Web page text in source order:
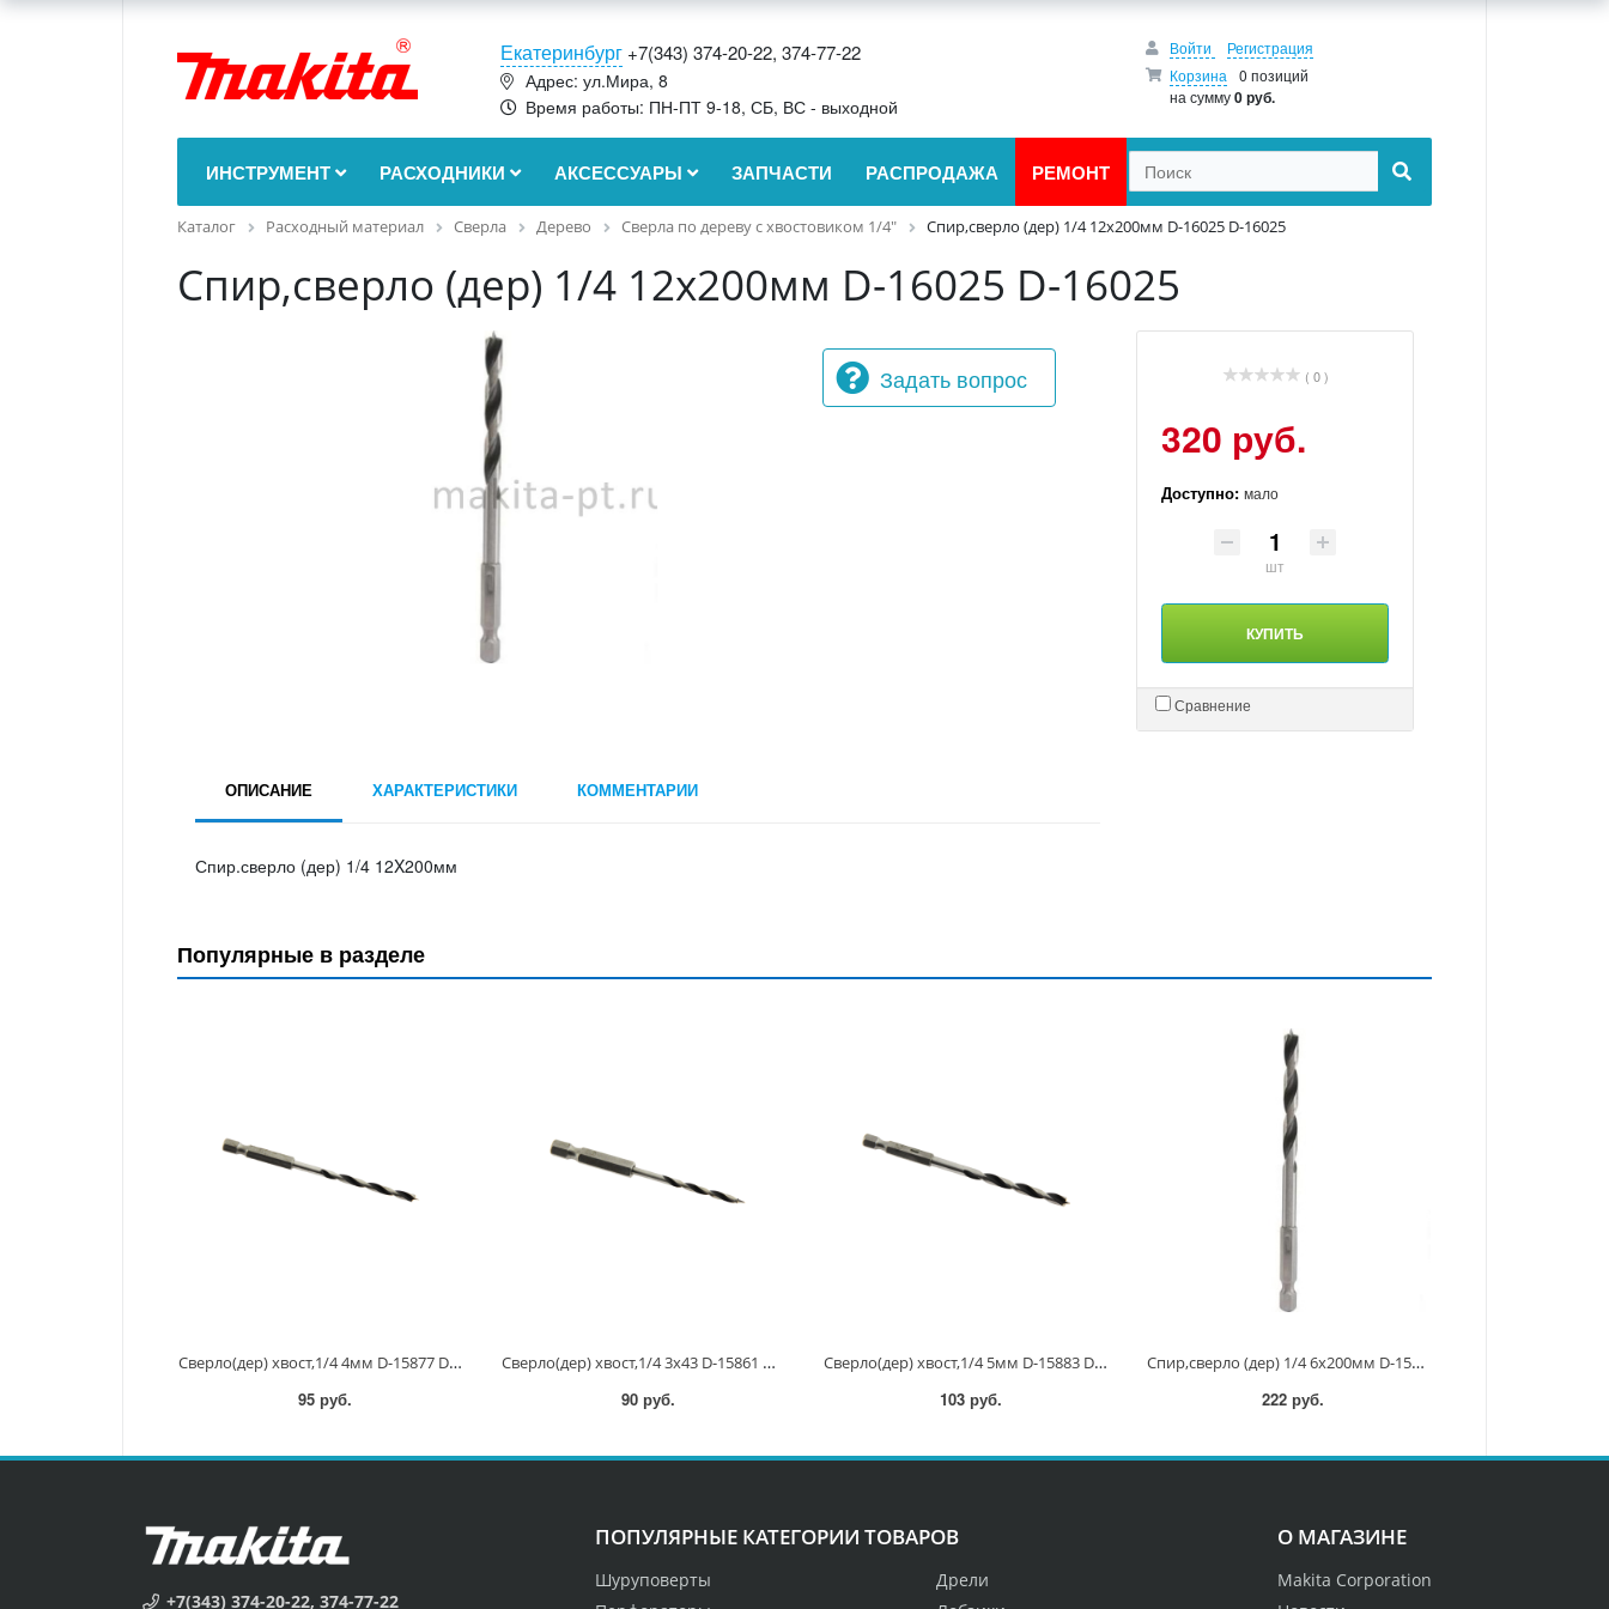
Екатеринбург +7(343) 374-20-22, 374-77-22
Адрес: ул.Мира, 8
Время работы: ПН-ПТ 9-18, СБ, ВС - выходной
Войти
Регистрация
Корзина
0 позиций
на сумму0 руб.
ИНСТРУМЕНТ РАСХОДНИКИ АКСЕССУАРЫ ЗАПЧАСТИ РАСПРОДАЖА РЕМОНТ
Каталог Расходный материал Сверла Дерево Cверла по дереву с хвостовиком 1/4" Спир,сверло (дер) 1/4 12x200мм D-16025 D-16025
Спир,сверло (дер) 1/4 12x200мм D-16025 D-16025
Задать вопрос ( 0 )
320 руб.
Доступно: мало
шт
КУПИТЬ
Сравнение
ОПИСАНИЕ ХАРАКТЕРИСТИКИ КОММЕНТАРИИ
Спир.сверло (дер) 1/4 12X200мм
Популярные в разделе
Сверло(дер) хвост,1/4 4мм D-15877 D-15877
95 руб.
Сверло(дер) хвост,1/4 3x43 D-15861 D-15861
90 руб.
Сверло(дер) хвост,1/4 5мм D-15883 D-15883
103 руб.
Спир,сверло (дер) 1/4 6x200мм D-15992 D-15992
222 руб.
+7(343) 374-20-22, 374-77-22
ПОПУЛЯРНЫЕ КАТЕГОРИИ ТОВАРОВ
Шуруповерты
Дрели
О МАГАЗИНЕ
Makita Corporation